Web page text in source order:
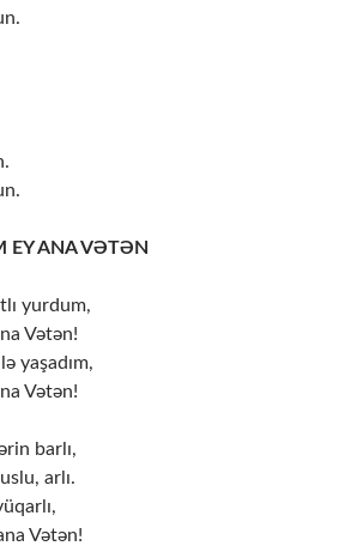
EY ANA VƏTƏN
yurdum,
Vətən!
yaşadım,
Vətən!
barlı,
arlı.
Vətən!